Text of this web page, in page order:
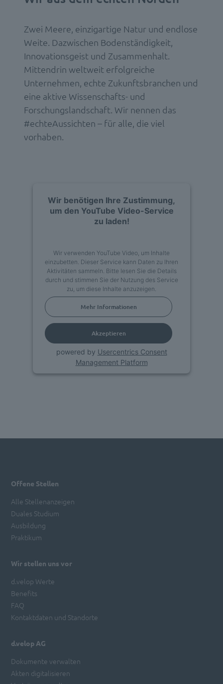
Zwei Meere, einzigartige Natur und endlose
Weite. Dazwischen Bodenständigkeit,
Innovationsgeist und Zusammenhalt.
Mittendrin weltweit erfolgreiche
Unternehmen, echte Zukunftsbranchen und
eine aktive Wissenschafts- und
Forschungslandschaft. Wir nennen das
#echteAussichten – für alle, die viel
vorhaben.
Wir benötigen Ihre Zustimmung,
um den YouTube Video-Service
zu laden!
Wir verwenden YouTube Video, um Inhalte
einzubetten. Dieser Service kann Daten zu Ihren
Aktivitäten sammeln. Bitte lesen Sie die Details
durch und stimmen Sie der Nutzung des Service
zu, um diese Inhalte anzuzeigen.
Mehr Informationen
Akzeptieren
powered by Usercentrics Consent
Management Platform
Offene Stellen
Alle Stellenanzeigen
Duales Studium
Ausbildung
Praktikum
Wir stellen uns vor
d.velop Werte
Benefits
FAQ
Kontaktdaten und Standorte
d.velop AG
Dokumente verwalten
Akten digitalisieren